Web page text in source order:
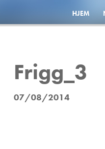
HJEM
Frigg_3
07/08/2014